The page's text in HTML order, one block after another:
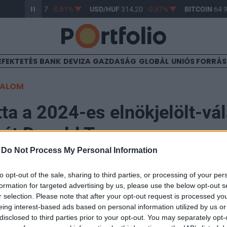
Do Not Process My Personal Information
opt-out of the sale, sharing to third parties, or processing of your
for targeted advertising by us, please use the below opt-out
selection. Please note that after your opt-out request is processed
interest-based ads based on personal information utilized by us
to third parties prior to your opt-out. You may separately
363,17 -0,61% USD/HUF 314,20 -0,87% BITCOIN64
BANK DEVIZA GAZDASÁG GLOBÁL UNIÓS
a 2024-es elnökjelölt-
Donald Trump
es amerikai elnökjelölt-választási kampányát
első két állomása a jelenleg demokrata